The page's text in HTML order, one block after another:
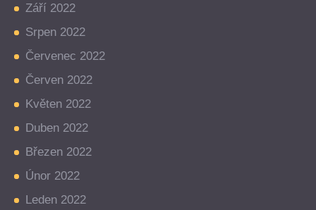
Září 2022
Srpen 2022
Červenec 2022
Červen 2022
Květen 2022
Duben 2022
Březen 2022
Únor 2022
Leden 2022